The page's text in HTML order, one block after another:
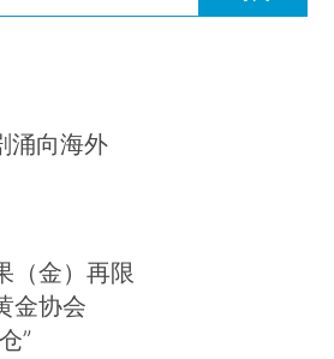
涌向海外
（金）再限
金协会
”